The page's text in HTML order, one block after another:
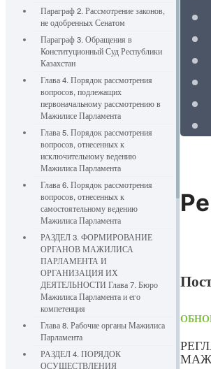
Параграф 2. Рассмотрение законов,
не одобренных Сенатом
Параграф 3. Обращения в
Конституционный Суд Республики
Казахстан
Глава 4. Порядок рассмотрения
вопросов, подлежащих
первоначальному рассмотрению в
Мажилисе Парламента
Глава 5. Порядок рассмотрения
вопросов, отнесенных к
исключительному ведению
Мажилиса Парламента
Глава 6. Порядок рассмотрения
вопросов, отнесенных к
самостоятельному ведению
Мажилиса Парламента
РАЗДЕЛ 3. ФОРМИРОВАНИЕ
ОРГАНОВ МАЖИЛИСА
ПАРЛАМЕНТА И
ОРГАНИЗАЦИЯ ИХ
ДЕЯТЕЛЬНОСТИ Глава 7. Бюро
Мажилиса Парламента и его
компетенция
Глава 8. Рабочие органы Мажилиса
Парламента
РАЗДЕЛ 4. ПОРЯДОК
ОСУЩЕСТВЛЕНИЯ